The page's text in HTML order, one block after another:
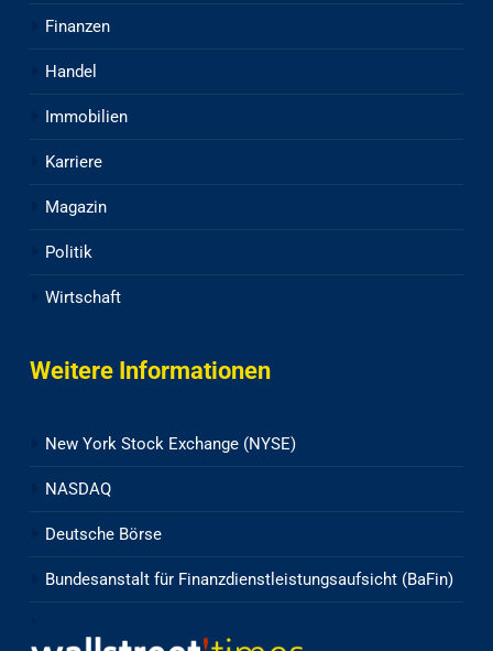
Finanzen
Handel
Immobilien
Karriere
Magazin
Politik
Wirtschaft
Weitere Informationen
New York Stock Exchange (NYSE)
NASDAQ
Deutsche Börse
Bundesanstalt für Finanzdienstleistungsaufsicht (BaFin)